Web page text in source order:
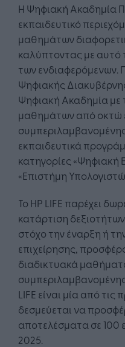
Η Ψηφιακή Ακαδημία
εκπαιδευτικό
μαθημάτων
καλύπτοντας με αυτό
των ενδιαφερόμενων.
Ψηφιακής
Ψηφιακή Ακαδημία με
μαθημάτων από οκτώ
εκπαιδευτικά
κατηγορίες «Ψηφιακή
«Επιστήμη
Το HP LIFE παρέχει
κατάρτιση
στόχο την έναρξη ή
επιχείρησης,
διαδικτυακά
LIFE είναι μία από
δεσμεύεται να
αποτελέσματα σε 100
2025.